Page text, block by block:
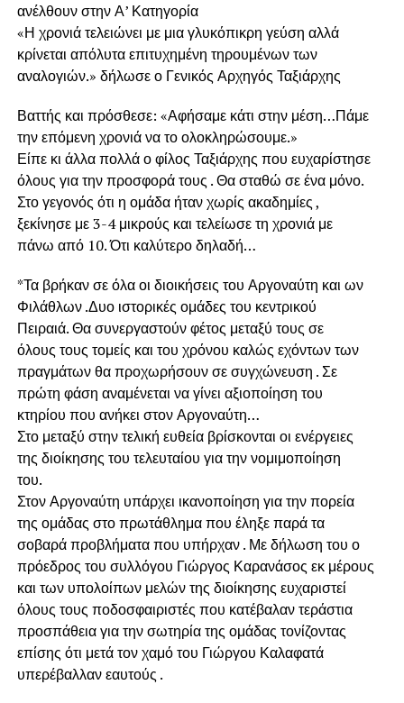
ανέλθουν στην Α’ Κατηγορία
«Η χρονιά τελειώνει με μια γλυκόπικρη γεύση αλλά
κρίνεται απόλυτα επιτυχημένη τηρουμένων των
αναλογιών.» δήλωσε ο Γενικός Αρχηγός Ταξιάρχης
Βαττής και πρόσθεσε: «Αφήσαμε κάτι στην μέση…Πάμε
την επόμενη χρονιά να το ολοκληρώσουμε.»
Είπε κι άλλα πολλά ο φίλος Ταξιάρχης που ευχαρίστησε
όλους για την προσφορά τους . Θα σταθώ σε ένα μόνο.
Στο γεγονός ότι η ομάδα ήταν χωρίς ακαδημίες ,
ξεκίνησε με 3-4 μικρούς και τελείωσε τη χρονιά με
πάνω από 10. Ότι καλύτερο δηλαδή…
*Τα βρήκαν σε όλα οι διοικήσεις του Αργοναύτη και ων
Φιλάθλων .Δυο ιστορικές ομάδες του κεντρικού
Πειραιά. Θα συνεργαστούν φέτος μεταξύ τους σε
όλους τους τομείς και του χρόνου καλώς εχόντων των
πραγμάτων θα προχωρήσουν σε συγχώνευση . Σε
πρώτη φάση αναμένεται να γίνει αξιοποίηση του
κτηρίου που ανήκει στον Αργοναύτη…
Στο μεταξύ στην τελική ευθεία βρίσκονται οι ενέργειες
της διοίκησης του τελευταίου για την νομιμοποίηση
του.
Στον Αργοναύτη υπάρχει ικανοποίηση για την πορεία
της ομάδας στο πρωτάθλημα που έληξε παρά τα
σοβαρά προβλήματα που υπήρχαν . Με δήλωση του ο
πρόεδρος του συλλόγου Γιώργος Καρανάσος εκ μέρους
και των υπολοίπων μελών της διοίκησης ευχαριστεί
όλους τους ποδοσφαιριστές που κατέβαλαν τεράστια
προσπάθεια για την σωτηρία της ομάδας τονίζοντας
επίσης ότι μετά τον χαμό του Γιώργου Καλαφατά
υπερέβαλλαν εαυτούς .